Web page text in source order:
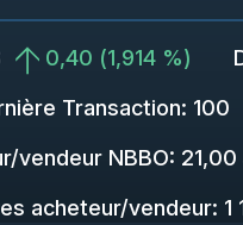
0,40 (1,914 %)
Transaction: 100
vendeur NBBO: 21,00
acheteur/vendeur: 1